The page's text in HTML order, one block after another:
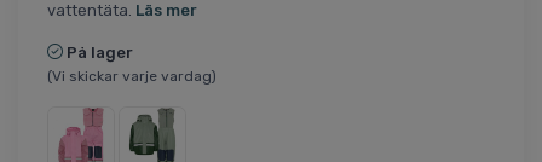
vattentäta. Läs mer
På lager
(Vi skickar varje vardag)